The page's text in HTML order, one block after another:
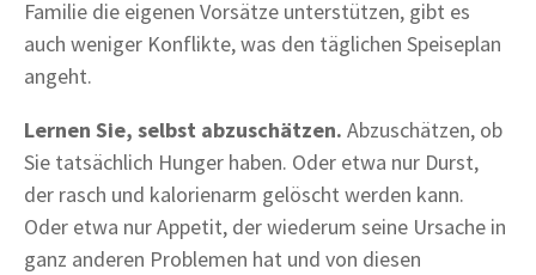
Familie die eigenen Vorsätze unterstützen, gibt es
auch weniger Konflikte, was den täglichen Speiseplan
angeht.
Lernen Sie, selbst abzuschätzen. Abzuschätzen, ob
Sie tatsächlich Hunger haben. Oder etwa nur Durst,
der rasch und kalorienarm gelöscht werden kann.
Oder etwa nur Appetit, der wiederum seine Ursache in
ganz anderen Problemen hat und von diesen